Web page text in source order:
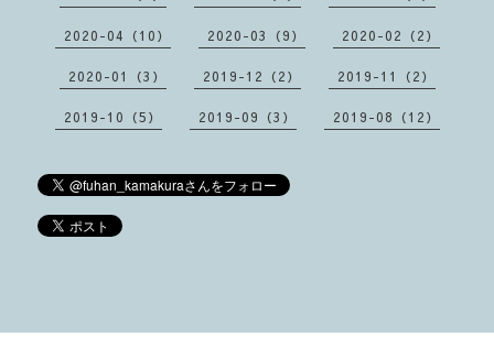
2020-04（10） 2020-03（9） 2020-02（2）
2020-01（3） 2019-12（2） 2019-11（2）
2019-10（5） 2019-09（3） 2019-08（12）